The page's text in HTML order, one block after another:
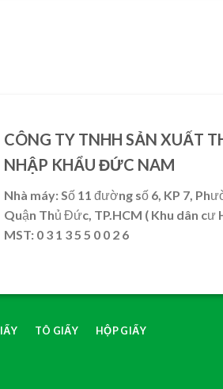
CÔNG TY TNHH SẢN XUẤT
NHẬP KHẨU ĐỨC NAM
Nhà máy: Số 11 đường số 6, KP 7,
Quận Thủ Đức, TP.HCM ( Khu dân cư
MST: 0 3 1 3 5 5 0 0 2 6
TÔ GIẤY HỘP GIẤY